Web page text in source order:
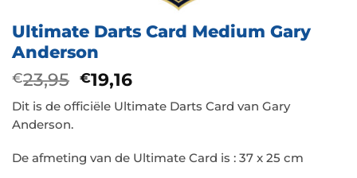
Ultimate Darts Card Medium Gary
Anderson
€23,95 Oorspronkelijke
prijs
was:
€19,16Huidige
prijs
is:
Dit is de officiële Ultimate Darts Card van Gary
Anderson.
De afmeting van de Ultimate Card is : 37 x 25 cm